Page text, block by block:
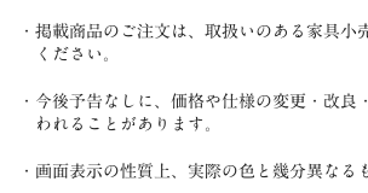
掲載商品のご注文は、取扱いのある家具小
ください。
今後予告なしに、価格や仕様の変更・改良
われることがあります。
画面表示の性質上、実際の色と幾分異なる